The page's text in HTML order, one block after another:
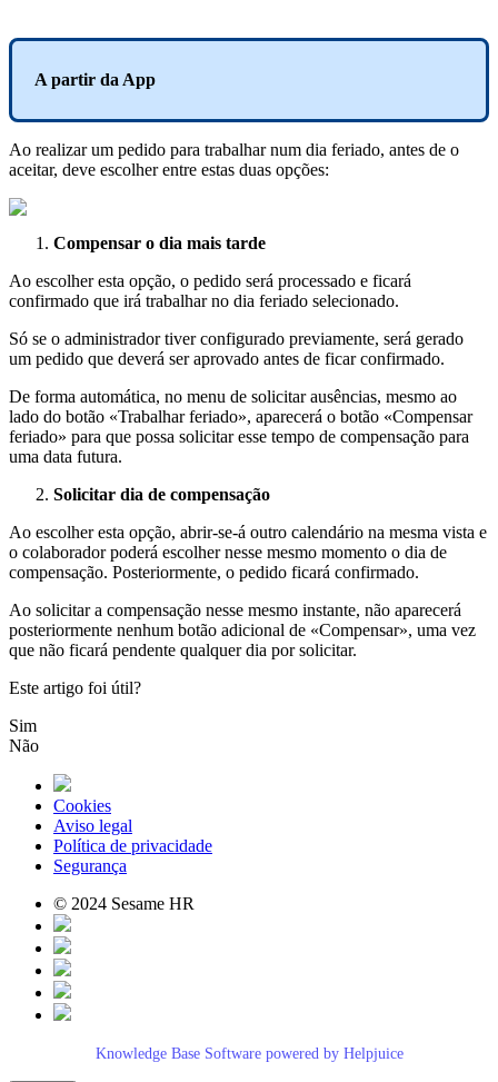
A partir da App
Ao realizar um pedido para trabalhar num dia feriado, antes de o
aceitar, deve escolher entre estas duas opções:
Compensar o dia mais tarde
Ao escolher esta opção, o pedido será processado e ficará
confirmado que irá trabalhar no dia feriado selecionado.
Só se o administrador tiver configurado previamente, será gerado
um pedido que deverá ser aprovado antes de ficar confirmado.
De forma automática, no menu de solicitar ausências, mesmo ao
lado do botão «Trabalhar feriado», aparecerá o botão «Compensar
feriado» para que possa solicitar esse tempo de compensação para
uma data futura.
Solicitar dia de compensação
Ao escolher esta opção, abrir-se-á outro calendário na mesma vista e
o colaborador poderá escolher nesse mesmo momento o dia de
compensação. Posteriormente, o pedido ficará confirmado.
Ao solicitar a compensação nesse mesmo instante, não aparecerá
posteriormente nenhum botão adicional de «Compensar», uma vez
que não ficará pendente qualquer dia por solicitar.
Este artigo foi útil?
Sim
Não
Cookies
Aviso legal
Política de privacidade
Segurança
© 2024 Sesame HR
Knowledge Base Software powered by Helpjuice